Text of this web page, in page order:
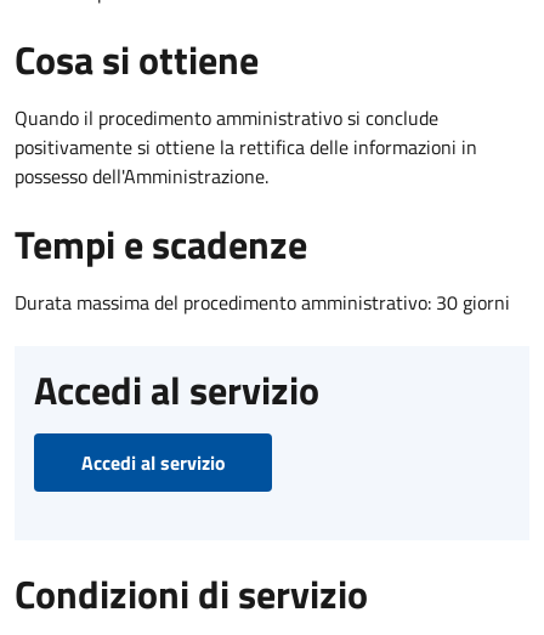
Cosa si ottiene
Quando il procedimento amministrativo si conclude
positivamente si ottiene la rettifica delle informazioni in
possesso dell'Amministrazione.
Tempi e scadenze
Durata massima del procedimento amministrativo: 30 giorni
Accedi al servizio
Accedi al servizio
Condizioni di servizio